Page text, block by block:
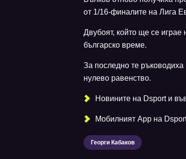
от 1/16-финалите на Лига
Двубоят, който ще се
българско време.
За последно те
нулево равенство.
Новините на Dsport и
Мобилният Аpp на Dsport
Георги Кабаков